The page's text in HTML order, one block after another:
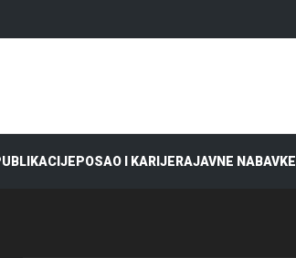
POSAO I KARIJERAJAVNE NABAVKE